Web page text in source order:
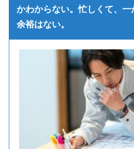
かわからない。忙しくて、一
余裕はない。